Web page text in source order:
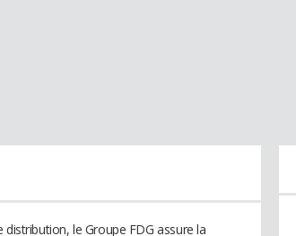
le Groupe FDG assure la